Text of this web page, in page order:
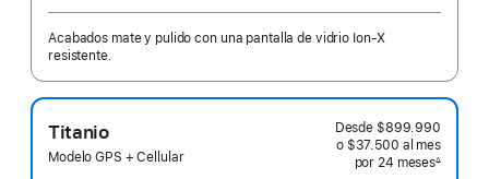
Acabados mate y pulido con una pantalla de vidrio Ion‑X
resistente.
Titanio
Modelo GPS + Cellular
Desde $899.990
o $37.500 al mes
por 24 mesesmeses
Nota a pie de página
∆